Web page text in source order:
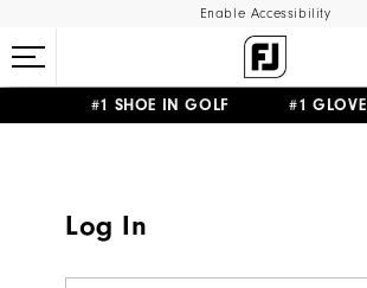
Enable Accessibility
#1 SHOE IN GOLF #1 GLOVE
Log In